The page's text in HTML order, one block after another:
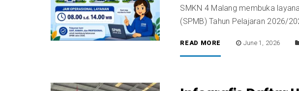
SMKN 4 Malang membuka
(SPMB) Tahun Pelajaran 2026/
READ MORE June 1, 2026